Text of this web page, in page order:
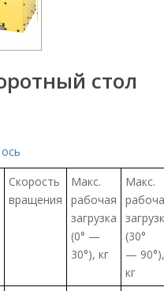
стол
Скорость
вращения
Макс.
рабочая
загрузка
(0° —
30°), кг
Макс.
(30°
— 90°),
кг